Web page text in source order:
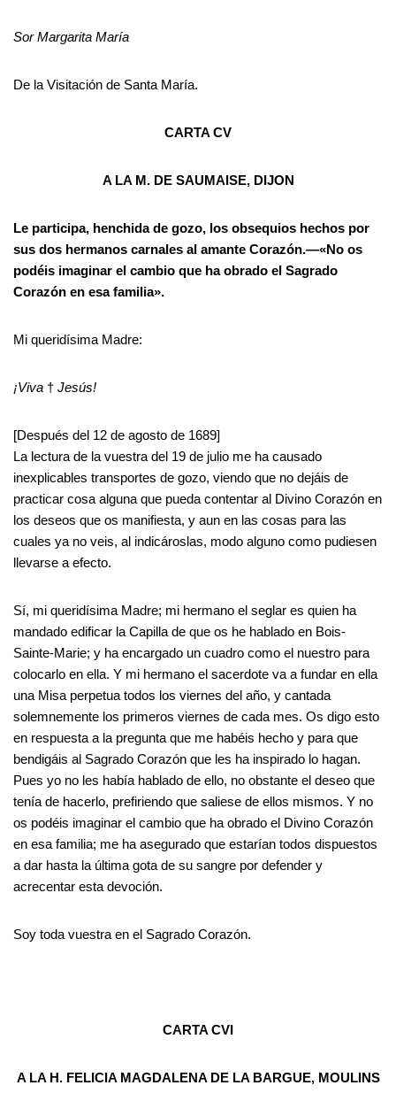
Sor Margarita María
De la Visitación de Santa María.
CARTA CV
A LA M. DE SAUMAISE, DIJON
Le participa, henchida de gozo, los obsequios hechos por
sus dos hermanos carnales al amante Corazón.—«No os
podéis imaginar el cambio que ha obrado el Sagrado
Corazón en esa familia».
Mi queridísima Madre:
¡Viva † Jesús!
[Después del 12 de agosto de 1689]
La lectura de la vuestra del 19 de julio me ha causado
inexplicables transportes de gozo, viendo que no dejáis de
practicar cosa alguna que pueda contentar al Divino Corazón en
los deseos que os manifiesta, y aun en las cosas para las
cuales ya no veis, al indicároslas, modo alguno como pudiesen
llevarse a efecto.
Sí, mi queridísima Madre; mi hermano el seglar es quien ha
mandado edificar la Capilla de que os he hablado en Bois-
Sainte-Marie; y ha encargado un cuadro como el nuestro para
colocarlo en ella. Y mi hermano el sacerdote va a fundar en ella
una Misa perpetua todos los viernes del año, y cantada
solemnemente los primeros viernes de cada mes. Os digo esto
en respuesta a la pregunta que me habéis hecho y para que
bendigáis al Sagrado Corazón que les ha inspirado lo hagan.
Pues yo no les había hablado de ello, no obstante el deseo que
tenía de hacerlo, prefiriendo que saliese de ellos mismos. Y no
os podéis imaginar el cambio que ha obrado el Divino Corazón
en esa familia; me ha asegurado que estarían todos dispuestos
a dar hasta la última gota de su sangre por defender y
acrecentar esta devoción.
Soy toda vuestra en el Sagrado Corazón.
CARTA CVI
A LA H. FELICIA MAGDALENA DE LA BARGUE, MOULINS